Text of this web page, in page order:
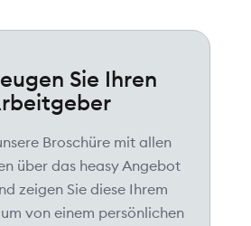
Sie Ihren
Broschüre mit allen
über das heasy Angebot
zeigen Sie diese Ihrem
von einem persönlichen